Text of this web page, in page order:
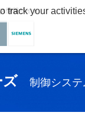
情報サイト
ズ 制御システ
track your